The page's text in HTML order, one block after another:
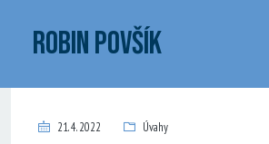
ROBIN POVŠÍK
21. 4. 2022 Úvahy